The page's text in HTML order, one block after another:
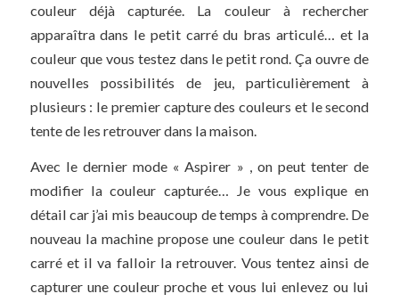
couleur déjà capturée. La couleur à rechercher
apparaîtra dans le petit carré du bras articulé… et la
couleur que vous testez dans le petit rond. Ça ouvre de
nouvelles possibilités de jeu, particulièrement à
plusieurs : le premier capture des couleurs et le second
tente de les retrouver dans la maison.
Avec le dernier mode « Aspirer » , on peut tenter de
modifier la couleur capturée… Je vous explique en
détail car j’ai mis beaucoup de temps à comprendre. De
nouveau la machine propose une couleur dans le petit
carré et il va falloir la retrouver. Vous tentez ainsi de
capturer une couleur proche et vous lui enlevez ou lui